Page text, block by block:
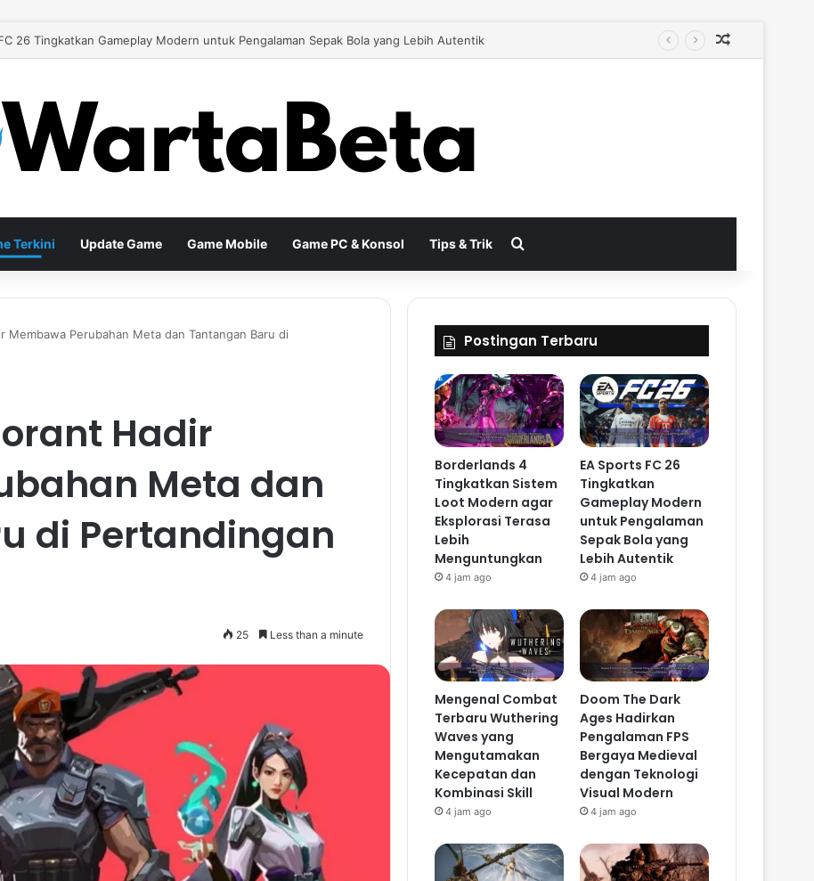
26 Tingkatkan Gameplay Modern untuk Pengalaman Sepak Bola yang Lebih Autentik
Terkini Update Game Game Mobile Game PC & Konsol Tips & Trik
Membawa Perubahan Meta dan Tantangan Baru di
Hadir
Meta dan
di Pertandingan
25 Less than a minute
Postingan Terbaru
Borderlands 4
Tingkatkan Sistem
Loot Modern agar
Eksplorasi Terasa
Lebih
Menguntungkan
4 jam ago
EA Sports FC 26
Tingkatkan
Gameplay Modern
untuk Pengalaman
Sepak Bola yang
Lebih Autentik
4 jam ago
Mengenal Combat
Terbaru Wuthering
Waves yang
Mengutamakan
Kecepatan dan
Kombinasi Skill
4 jam ago
Doom The Dark
Ages Hadirkan
Pengalaman FPS
Bergaya Medieval
dengan Teknologi
Visual Modern
4 jam ago